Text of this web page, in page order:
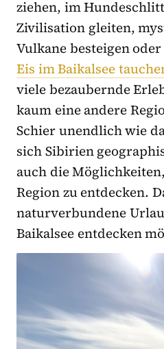
ziehen, im
Zivilisation gleiten,
Vulkane besteigen
Eis im Baikalsee
viele bezaubernde
kaum eine andere
Schier unendlich wie
sich Sibirien
auch die
Region zu entdecken.
naturverbundene
Baikalsee entdecken